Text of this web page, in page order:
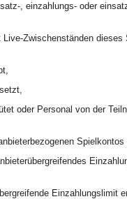
, einzahlungs- oder
Zwischenständen dieses
oder Personal von der
Spielkontos
Einzahlungslimit